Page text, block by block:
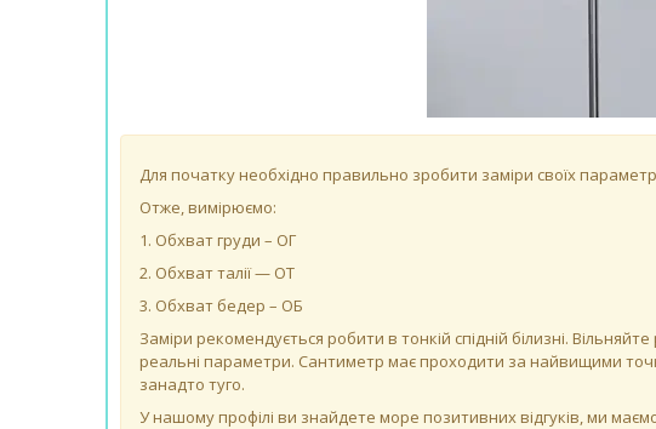
Для початку необхідно правильно зробити заміри своїх
Отже, вимірюємо:
1. Обхват груди – ОГ
2. Обхват талії — ОТ
3. Обхват бедер – ОБ
Заміри рекомендується робити в тонкій спідній білизні.
реальні параметри. Сантиметр має проходити за найвищими
занадто туго.
У нашому профілі ви знайдете море позитивних відгуків, ми